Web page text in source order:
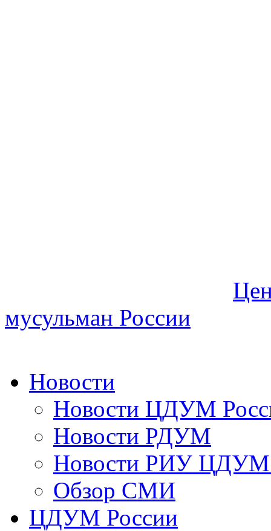
мусульман России
Новости
Новости ЦДУМ
Новости РДУМ
Новости РИУ ЦДУМ
Обзор СМИ
ЦДУМ России